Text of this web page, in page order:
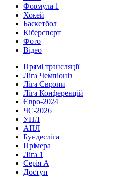
Формула 1
Хокей
Баскетбол
Кіберспорт
Фото
Відео
Прямі трансляції
Ліга Чемпіонів
Ліга Європи
Ліга Конференцій
Євро-2024
ЧС-2026
УПЛ
АПЛ
Бундесліга
Прімера
Ліга 1
Серія А
Доступ